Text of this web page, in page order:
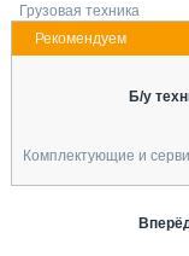
Грузовая техника
Б/у
Комплектующие и